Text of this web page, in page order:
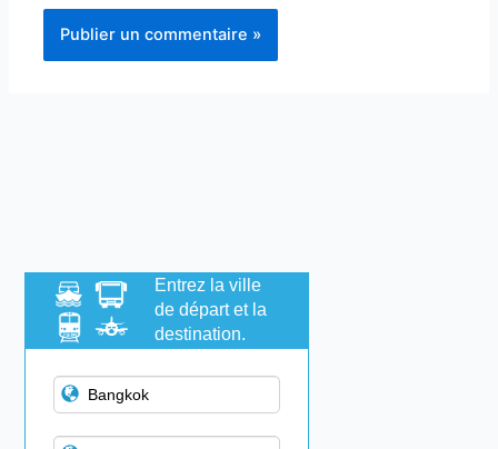
Entrez la ville
de départ et la
destination.